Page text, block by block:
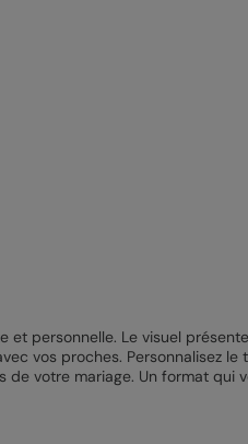
et personnelle. Le visuel
vos proches. Personnalisez le
votre mariage. Un format qui